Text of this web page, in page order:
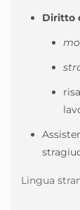
Diritto
Lingua